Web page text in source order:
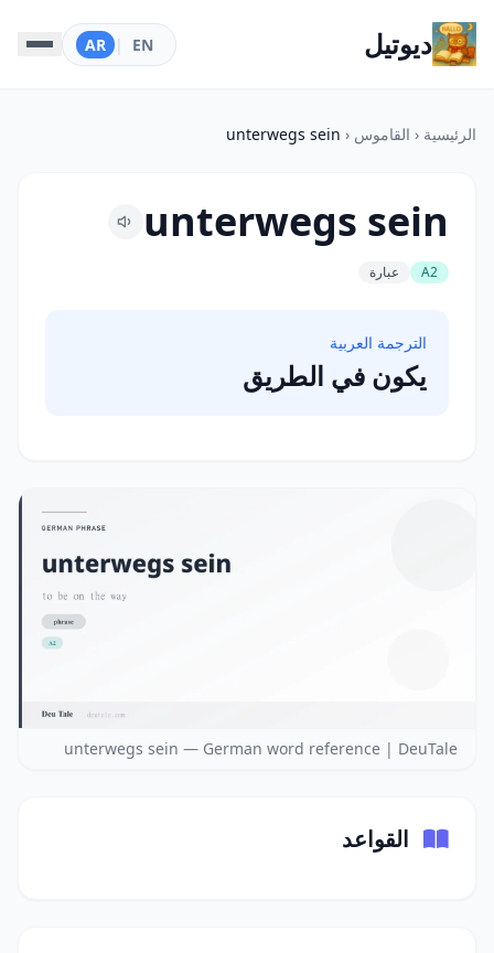
ديوتيل EN
|
AR
الرئيسية ‹ القاموس ‹
unterwegs sein
unterwegs sein
A2 عبارة
الترجمة العربية
يكون في الطريق
unterwegs sein — German word reference | DeuTale
القواعد